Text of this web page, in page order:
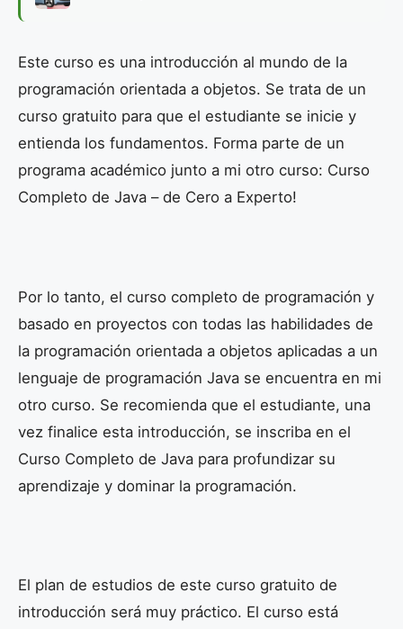
Este curso es una introducción al mundo de la
programación orientada a objetos. Se trata de un
curso gratuito para que el estudiante se inicie y
entienda los fundamentos. Forma parte de un
programa académico junto a mi otro curso: Curso
Completo de Java – de Cero a Experto!
Por lo tanto, el curso completo de programación y
basado en proyectos con todas las habilidades de
la programación orientada a objetos aplicadas a un
lenguaje de programación Java se encuentra en mi
otro curso. Se recomienda que el estudiante, una
vez finalice esta introducción, se inscriba en el
Curso Completo de Java para profundizar su
aprendizaje y dominar la programación.
El plan de estudios de este curso gratuito de
introducción será muy práctico. El curso está